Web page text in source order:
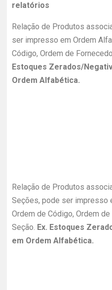
relatórios
Relação de Produtos
ser impresso em Ordem
Código, Ordem de
Estoques Zerados/
Ordem Alfabética.
Relação de Produtos
Seções, pode ser impresso
Ordem de Código, Ordem
Seção. Ex. Estoques
em Ordem Alfabética.